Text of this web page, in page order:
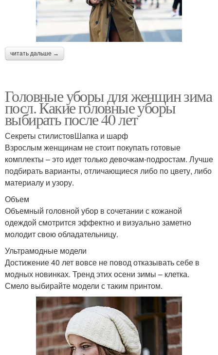
читать дальше →
Головные уборы для женщин зима
посл. Какие головные уборы
выбирать после 40 лет
Секреты стилистовШапка и шарф
Взрослым женщинам не стоит покупать готовые
комплекты – это идет только девочкам-подростам. Лучше
подбирать варианты, отличающиеся либо по цвету, либо
материалу и узору.
Объем
Объемный головной убор в сочетании с кожаной
одеждой смотрится эффектно и визуально заметно
молодит свою обладательницу.
Ультрамодные модели
Достижение 40 лет вовсе не повод отказывать себе в
модных новинках. Тренд этих осени зимы – клетка.
Смело выбирайте модели с таким принтом.